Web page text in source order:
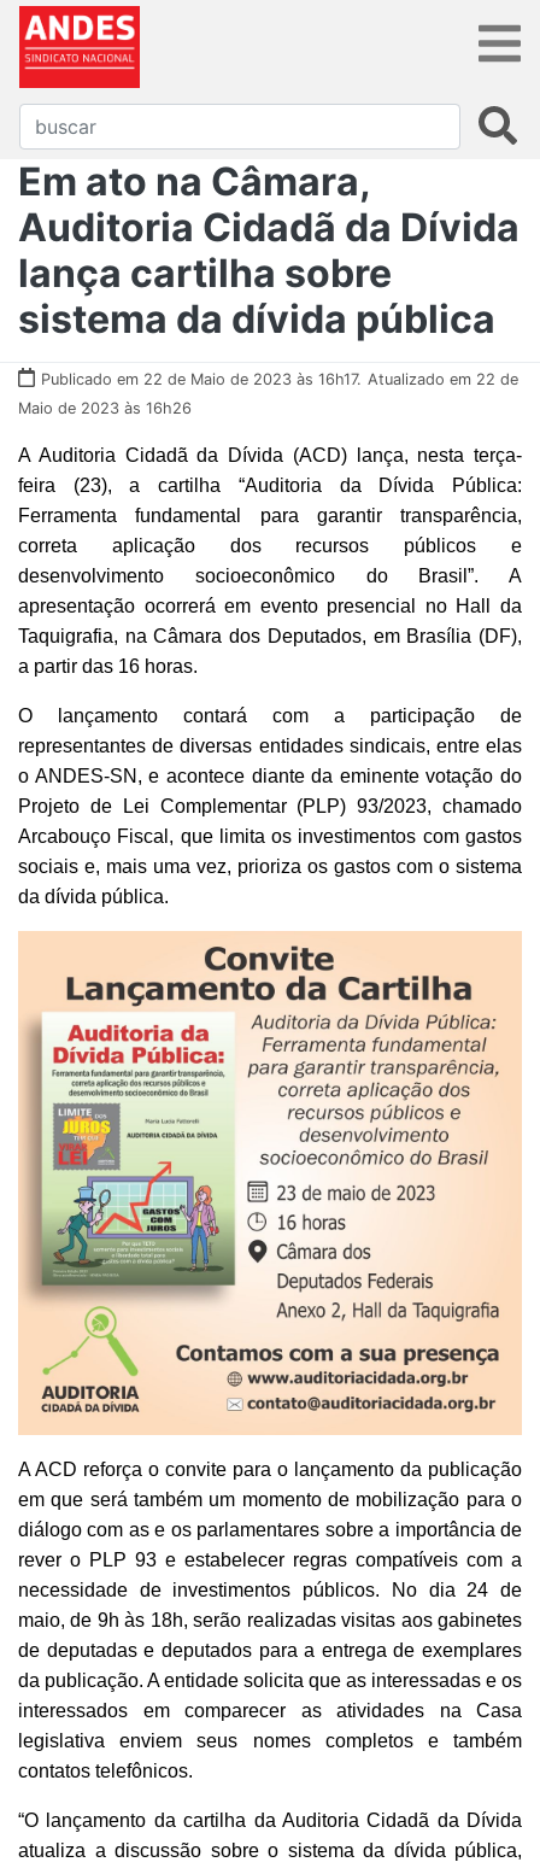
Em ato na Câmara,
Auditoria Cidadã da Dívida
lança cartilha sobre
sistema da dívida pública
Publicado em 22 de Maio de 2023 às 16h17. Atualizado em 22 de
Maio de 2023 às 16h26
A Auditoria Cidadã da Dívida (ACD) lança, nesta terça-
feira (23), a cartilha “Auditoria da Dívida Pública:
Ferramenta fundamental para garantir transparência,
correta aplicação dos recursos públicos e
desenvolvimento socioeconômico do Brasil”. A
apresentação ocorrerá em evento presencial no Hall da
Taquigrafia, na Câmara dos Deputados, em Brasília (DF),
a partir das 16 horas.
O lançamento contará com a participação de
representantes de diversas entidades sindicais, entre elas
o ANDES-SN, e acontece diante da eminente votação do
Projeto de Lei Complementar (PLP) 93/2023, chamado
Arcabouço Fiscal, que limita os investimentos com gastos
sociais e, mais uma vez, prioriza os gastos com o sistema
da dívida pública.
A ACD reforça o convite para o lançamento da publicação
em que será também um momento de mobilização para o
diálogo com as e os parlamentares sobre a importância de
rever o PLP 93 e estabelecer regras compatíveis com a
necessidade de investimentos públicos. No dia 24 de
maio, de 9h às 18h, serão realizadas visitas aos gabinetes
de deputadas e deputados para a entrega de exemplares
da publicação. A entidade solicita que as interessadas e os
interessados em comparecer as atividades na Casa
legislativa enviem seus nomes completos e também
contatos telefônicos.
“O lançamento da cartilha da Auditoria Cidadã da Dívida
atualiza a discussão sobre o sistema da dívida pública,